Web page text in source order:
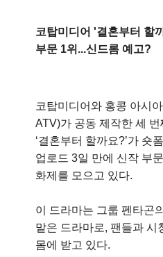
코탑미디어 '결혼부터 할
부문 1위...신드롬 예고?
코탑미디어와 홍콩 아시
ATV)가 공동 제작한 세
‘결혼부터 할까요?’가 숏
업로드 3일 만에 신작 부
화제를 모으고 있다.
이 드라마는 그룹 펜타곤
맡은 드라마로, 팬들과 시
몸에 받고 있다.